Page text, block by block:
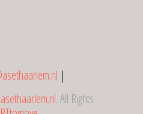
|
asethaarlem.nl. All Rights